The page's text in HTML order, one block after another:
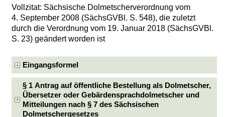
Vollzitat: Sächsische Dolmetscherverordnung vom
4. September 2008 (SächsGVBl. S. 548), die zuletzt
durch die Verordnung vom 19. Januar 2018 (SächsGVBl.
S. 23) geändert worden ist
Eingangsformel
§ 1 Antrag auf öffentliche Bestellung als Dolmetscher,
Übersetzer oder Gebärdensprachdolmetscher und
Mitteilungen nach § 7 des Sächsischen
Dolmetschergesetzes